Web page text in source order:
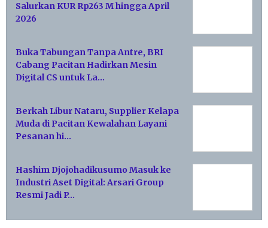
Salurkan KUR Rp263 M hingga April
2026
Buka Tabungan Tanpa Antre, BRI
Cabang Pacitan Hadirkan Mesin
Digital CS untuk La…
Berkah Libur Nataru, Supplier Kelapa
Muda di Pacitan Kewalahan Layani
Pesanan hi…
Hashim Djojohadikusumo Masuk ke
Industri Aset Digital: Arsari Group
Resmi Jadi P…